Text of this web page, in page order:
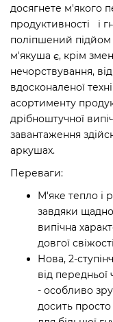
досягнете м'якого
продуктивності і
поліпшений підйом
м'якуша є, крім
нечорствування,
вдосконаленої
асортименту
дрібноштучної
завантаження
аркушах.
Переваги:
М'яке тепло і
завдяки
випічна
довгої
Нова, 2-
від
- особливо
досить